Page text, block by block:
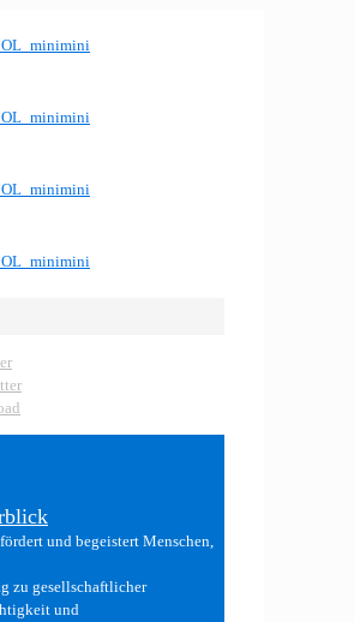
und begeistert Menschen,
zu gesellschaftlicher
und